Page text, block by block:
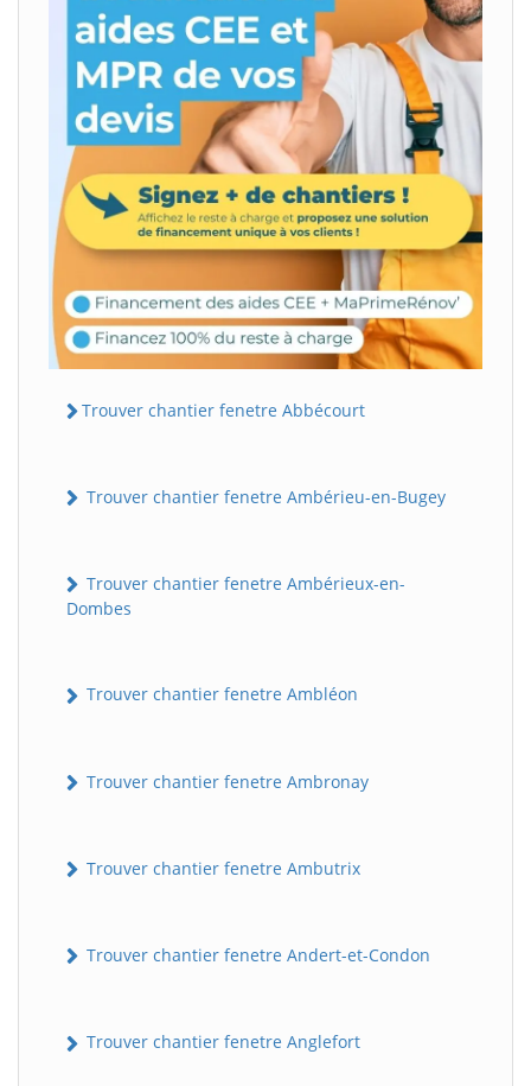
Trouver chantier fenetre Abbécourt
Trouver chantier fenetre Ambérieu-en-Bugey
Trouver chantier fenetre Ambérieux-en-
Dombes
Trouver chantier fenetre Ambléon
Trouver chantier fenetre Ambronay
Trouver chantier fenetre Ambutrix
Trouver chantier fenetre Andert-et-Condon
Trouver chantier fenetre Anglefort